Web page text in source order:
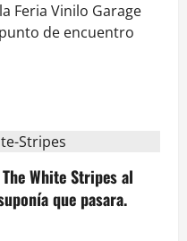
Feria Vinilo Garage
de encuentro
White Stripes al
que pasara.